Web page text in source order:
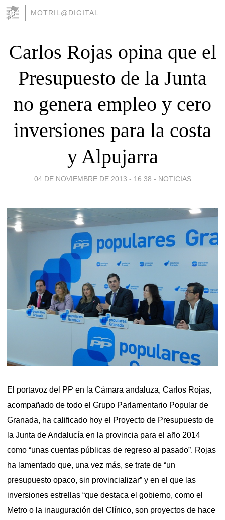
MOTRIL@DIGITAL
Carlos Rojas opina que el
Presupuesto de la Junta
no genera empleo y cero
inversiones para la costa
y Alpujarra
04 DE NOVIEMBRE DE 2013 - 16:38 - NOTICIAS
El portavoz del PP en la Cámara andaluza, Carlos Rojas,
acompañado de todo el Grupo Parlamentario Popular de
Granada, ha calificado hoy el Proyecto de Presupuesto de
la Junta de Andalucía en la provincia para el año 2014
como “unas cuentas públicas de regreso al pasado”. Rojas
ha lamentado que, una vez más, se trate de “un
presupuesto opaco, sin provincializar” y en el que las
inversiones estrellas “que destaca el gobierno, como el
Metro o la inauguración del Clínico, son proyectos de hace